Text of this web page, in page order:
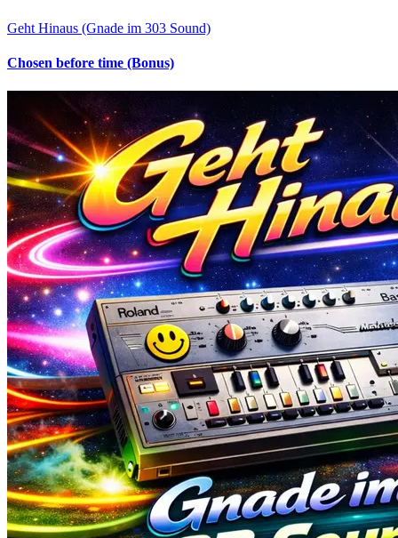
Geht Hinaus (Gnade im 303 Sound)
Chosen before time (Bonus)